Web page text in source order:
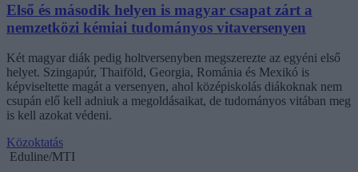
Első és második helyen is magyar csapat zárt a
nemzetközi kémiai tudományos vitaversenyen
Két magyar diák pedig holtversenyben megszerezte az egyéni első
helyet. Szingapúr, Thaiföld, Georgia, Románia és Mexikó is
képviseltette magát a versenyen, ahol középiskolás diákoknak nem
csupán elő kell adniuk a megoldásaikat, de tudományos vitában meg
is kell azokat védeni.
Közoktatás
Eduline/MTI